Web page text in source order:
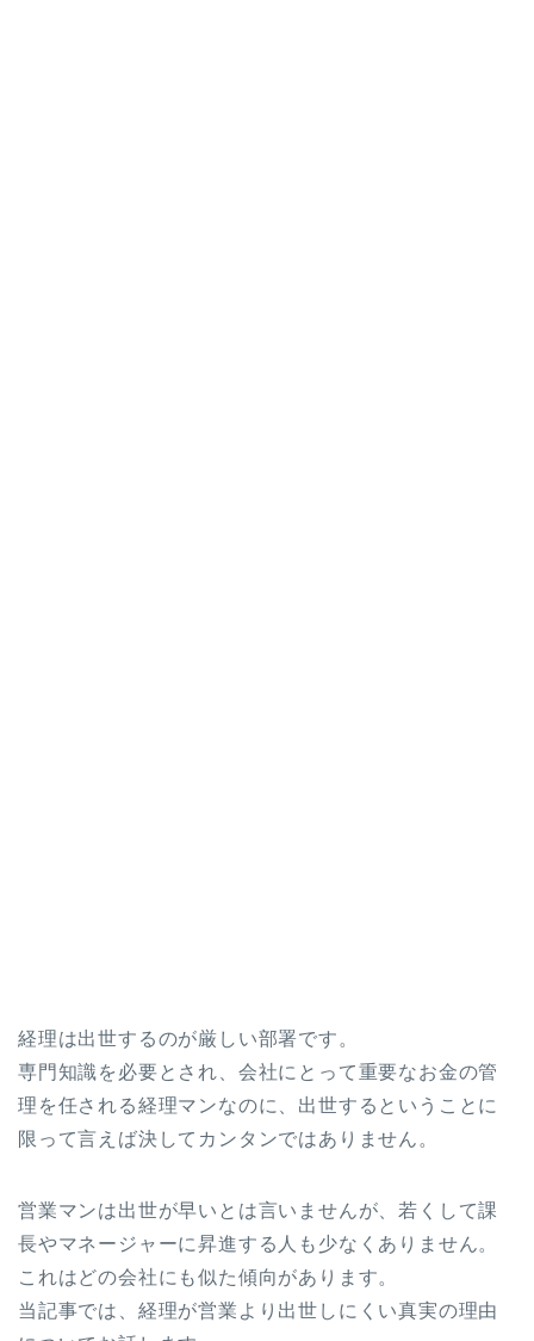
経理は出世するのが厳しい部署です。
専門知識を必要とされ、会社にとって重要なお金の管
理を任される経理マンなのに、出世するということに
限って言えば決してカンタンではありません。
営業マンは出世が早いとは言いませんが、若くして課
長やマネージャーに昇進する人も少なくありません。
これはどの会社にも似た傾向があります。
当記事では、経理が営業より出世しにくい真実の理由